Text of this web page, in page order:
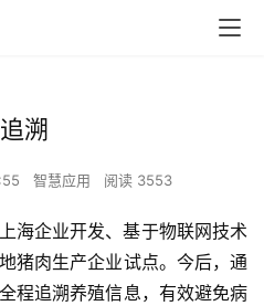
溯
智慧应用 阅读 3553
海企业开发、基于物联网技术
猪肉生产企业试点。今后，通
程追溯养殖信息，有效避免病